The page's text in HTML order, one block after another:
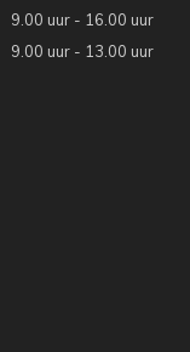
9.00 uur - 16.00 uur
9.00 uur - 13.00 uur